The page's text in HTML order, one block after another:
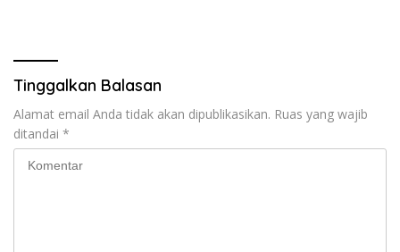
Tinggalkan Balasan
Alamat email Anda tidak akan dipublikasikan. Ruas yang wajib
ditandai *